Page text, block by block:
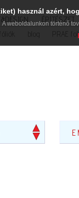
ÉPÍTÉSZET
PRAE
használ azért,
A weboldalunkon történő